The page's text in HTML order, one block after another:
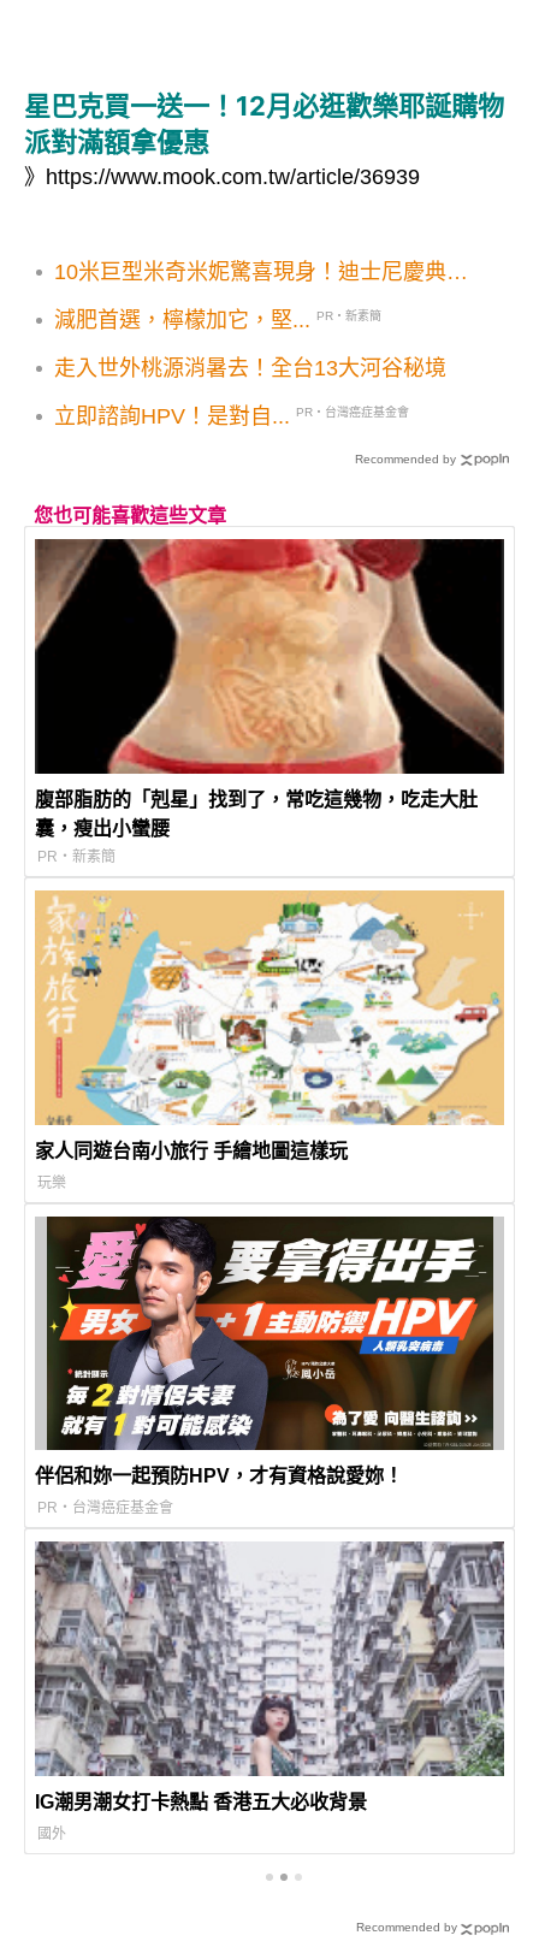
星巴克買一送一！12月必逛歡樂耶誕購物
派對滿額拿優惠
》 https://www.mook.com.tw/article/36939
10米巨型米奇米妮驚喜現身！迪士尼慶典全
減肥首選，檸檬加它，堅...
PR・新素簡
走入世外桃源消暑去！全台13大河谷秘境
立即諮詢HPV！是對自...
PR・台灣癌症基金會
Recommended by
您也可能喜歡這些文章
腹部脂肪的「剋星」找到了，常吃這幾物，吃走大肚
囊，瘦出小蠻腰
PR・新素簡
家人同遊台南小旅行 手繪地圖這樣玩
玩樂
伴侶和妳一起預防HPV，才有資格說愛妳！
PR・台灣癌症基金會
IG潮男潮女打卡熱點 香港五大必收背景
國外
Recommended by